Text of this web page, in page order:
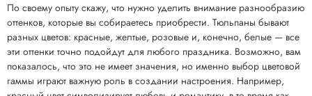
По своему опыту скажу, что нужно уделить внимание разнообразию
оттенков, которые вы собираетесь приобрести. Тюльпаны бывают
разных цветов: красные, желтые, розовые и, конечно, белые — все
эти оттенки точно подойдут для любого праздника. Возможно, вам
показалось, что это не имеет значения, но именно выбор цветовой
гаммы играют важную роль в создании настроения. Например,